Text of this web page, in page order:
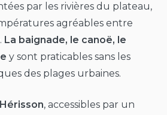
par les rivières du plateau,
agréables entre
La baignade, le canoë, le
y sont praticables sans les
des plages urbaines.
, accessibles par un